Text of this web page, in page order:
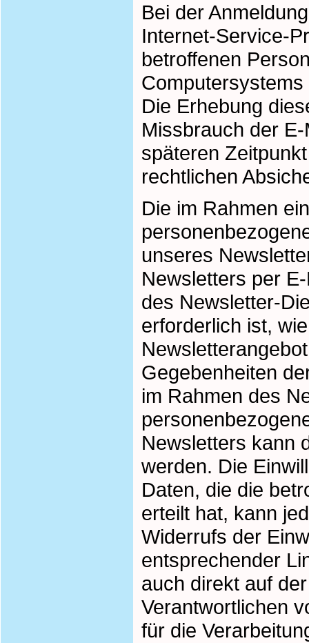
Bei der
Internet-Service-
betroffenen
Die Erhebung
Missbrauch der
späteren
rechtlichen
Die im Rahmen
unseres
Newsletters per
des Newsletter-
erforderlich ist,
Gegebenheiten
im Rahmen des
Newsletters kann
werden. Die
Daten, die die
erteilt hat, kann
Widerrufs der
entsprechender
auch direkt auf
Verantwortlichen
für die